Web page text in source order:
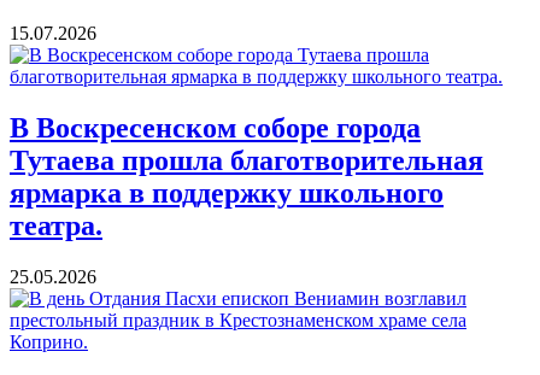
15.07.2026
В Воскресенском соборе города
Тутаева прошла благотворительная
ярмарка в поддержку школьного
театра.
25.05.2026